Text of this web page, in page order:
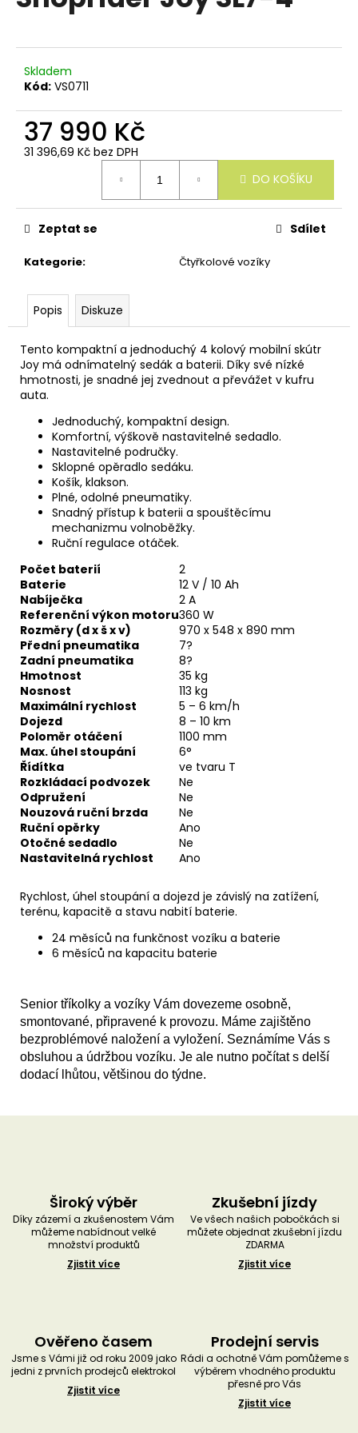
5
hvězdiček.
Skladem
Kód: VS0711
37 990 Kč
31 396,69 Kč bez DPH
DO KOŠÍKU
Kategorie: Čtyřkolové vozíky
Zeptat se Sdílet
Popis Diskuze
Tento kompaktní a jednoduchý 4 kolový mobilní skútr
Joy má odnímatelný sedák a baterii. Díky své nízké
hmotnosti, je snadné jej zvednout a převážet v kufru
auta.
Jednoduchý, kompaktní design.
Komfortní, výškově nastavitelné sedadlo.
Nastavitelné područky.
Sklopné opěradlo sedáku.
Košík, klakson.
Plné, odolné pneumatiky.
Snadný přístup k baterii a spouštěcímu
mechanizmu volnoběžky.
Ruční regulace otáček.
Počet baterií
2
Baterie
12 V / 10 Ah
Nabíječka
2 A
Referenční výkon motoru360 W
Rozměry (d x š x v)
970 x 548 x 890 mm
Přední pneumatika
7?
Zadní pneumatika
8?
Hmotnost
35 kg
Nosnost
113 kg
Maximální rychlost
5 – 6 km/h
Dojezd
8 – 10 km
Poloměr otáčení
1100 mm
Max. úhel stoupání
6°
Řídítka
ve tvaru T
Rozkládací podvozek
Ne
Odpružení
Ne
Nouzová ruční brzda
Ne
Ruční opěrky
Ano
Otočné sedadlo
Ne
Nastavitelná rychlost
Ano
Rychlost, úhel stoupání a dojezd je závislý na zatížení,
terénu, kapacitě a stavu nabití baterie.
24 měsíců na funkčnost vozíku a baterie
6 měsíců na kapacitu baterie
Senior tříkolky a vozíky Vám dovezeme osobně,
smontované, připravené k provozu. Máme zajištěno
bezproblémové naložení a vyložení. Seznámíme Vás s
obsluhou a údržbou vozíku. Je ale nutno počítat s delší
dodací lhůtou, většinou do týdne.
Široký výběr
Díky zázemí a zkušenostem Vám
můžeme nabídnout velké
množství produktů
Zjistit více
Zkušební jízdy
Ve všech našich pobočkách si
můžete objednat zkušební jízdu
ZDARMA
Zjistit více
Ověřeno časem
Jsme s Vámi již od roku 2009 jako
jedni z prvních prodejců elektrokol
Zjistit více
Prodejní servis
Rádi a ochotně Vám pomůžeme s
výběrem vhodného produktu
přesně pro Vás
Zjistit více
a
t
?
o
r
u
č
u